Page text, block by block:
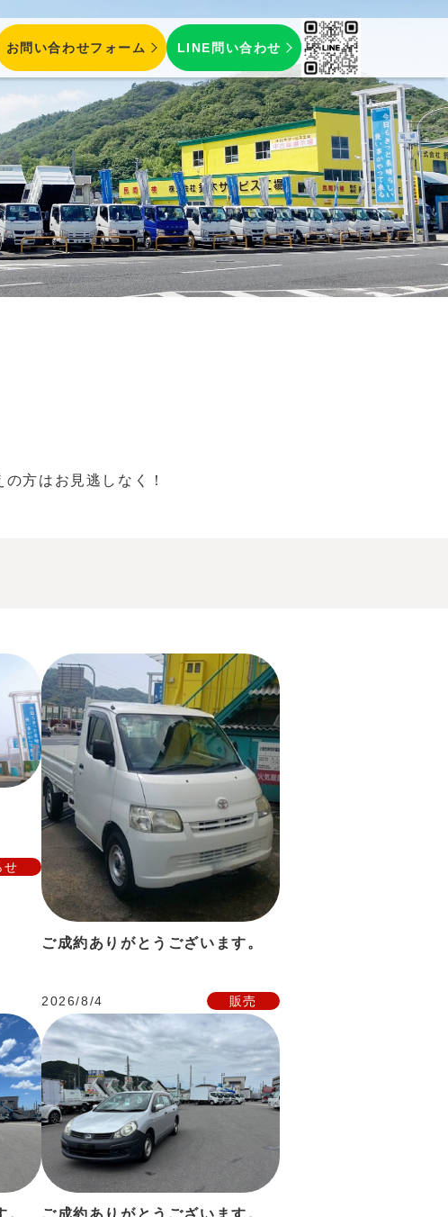
動車保険 ／鈑金・塗装
／ 注文販売
お問い合わせフォーム LINE問い合わせ
方はお見逃しなく！
せ
ご成約ありがとうございます。
2026/8/4 販売
ご成約ありがとうございます。